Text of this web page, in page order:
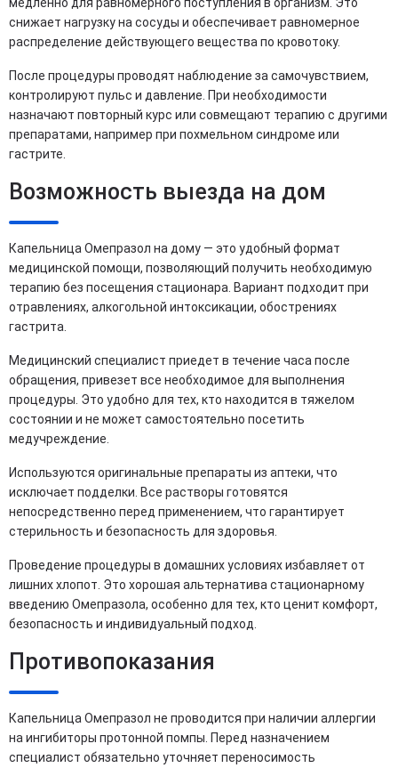
снижает нагрузку на сосуды и обеспечивает равномерное
распределение действующего вещества по кровотоку.
После процедуры проводят наблюдение за самочувствием,
контролируют пульс и давление. При необходимости
назначают повторный курс или совмещают терапию с другими
препаратами, например при похмельном синдроме или
гастрите.
Возможность выезда на дом
Капельница Омепразол на дому — это удобный формат
медицинской помощи, позволяющий получить необходимую
терапию без посещения стационара. Вариант подходит при
отравлениях, алкогольной интоксикации, обострениях
гастрита.
Медицинский специалист приедет в течение часа после
обращения, привезет все необходимое для выполнения
процедуры. Это удобно для тех, кто находится в тяжелом
состоянии и не может самостоятельно посетить
медучреждение.
Используются оригинальные препараты из аптеки, что
исключает подделки. Все растворы готовятся
непосредственно перед применением, что гарантирует
стерильность и безопасность для здоровья.
Проведение процедуры в домашних условиях избавляет от
лишних хлопот. Это хорошая альтернатива стационарному
введению Омепразола, особенно для тех, кто ценит комфорт,
безопасность и индивидуальный подход.
Противопоказания
Капельница Омепразол не проводится при наличии аллергии
на ингибиторы протонной помпы. Перед назначением
специалист обязательно уточняет переносимость